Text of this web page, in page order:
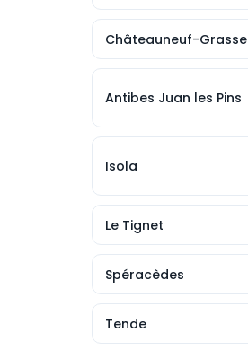
Châteauneuf-Grasse
Antibes Juan les Pins
Isola
Le Tignet
Spéracèdes
Tende